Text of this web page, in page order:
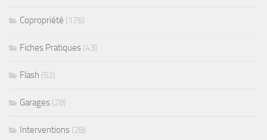
Copropriété (176)
Fiches Pratiques (43)
Flash (52)
Garages (28)
Interventions (28)